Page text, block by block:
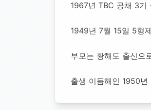
1949년 7월 15일-2025년 12월 31일
1967년 TBC 공채 3기
1949년 7월 15일 5형
부모는 황해도 출신으
출생 이듬해인 1950